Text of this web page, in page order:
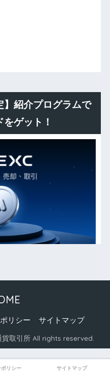
】紹介プログラムで
ゲット！
リシー サイトマップ
取引所 All rights reserved.
リシー サイトマップ